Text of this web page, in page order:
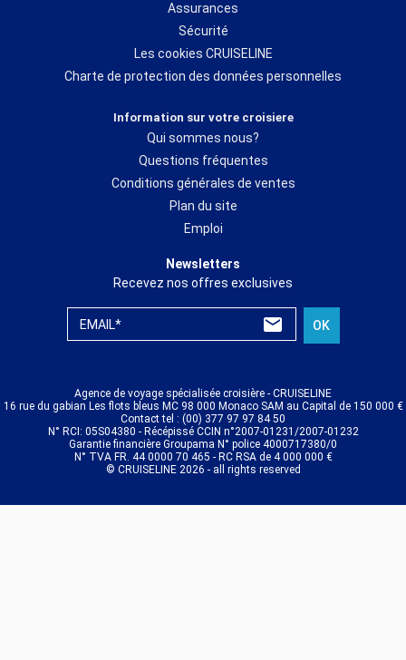
Assurances
Sécurité
Les cookies CRUISELINE
Charte de protection des données personnelles
Information sur votre croisiere
Qui sommes nous?
Questions fréquentes
Conditions générales de ventes
Plan du site
Emploi
Newsletters
Recevez nos offres exclusives
EMAIL* OK
Agence de voyage spécialisée croisière - CRUISELINE
16 rue du gabian Les flots bleus MC 98 000 Monaco SAM au Capital de 150 000 €
Contact tel : (00) 377 97 97 84 50
N° RCI: 05S04380 - Récépissé CCIN n°2007-01231/2007-01232
Garantie financière Groupama N° police 4000717380/0
N° TVA FR. 44 0000 70 465 - RC RSA de 4 000 000 €
© CRUISELINE 2026 - all rights reserved